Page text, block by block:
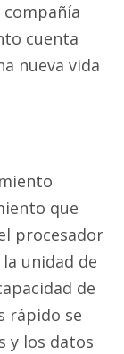
compañía
cuenta
nueva vida
que
procesador
unidad de
de
rápido se
y los datos